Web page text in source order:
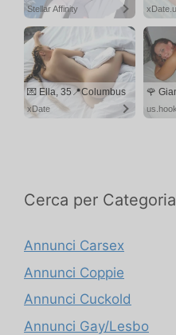
Cerca per Categoria
Annunci Carsex
Annunci Coppie
Annunci Cuckold
Annunci Gay/Lesbo